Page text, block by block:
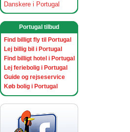
Danskere i Portugal
Portugal tilbud
Find billigt fly til Portugal
Lej billig bil i Portugal
Find billigt hotel i Portugal
Lej feriebolig i Portugal
Guide og rejseservice
Køb bolig i Portugal